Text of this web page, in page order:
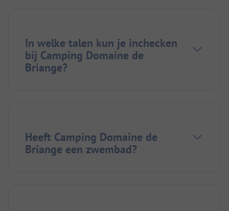
In welke talen kun je inchecken
bij Camping Domaine de
Briange?
Heeft Camping Domaine de
Briange een zwembad?